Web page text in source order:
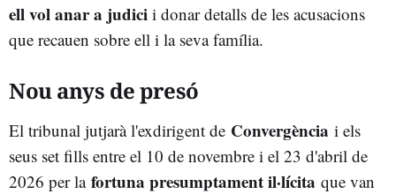
ell vol anar a judici i donar detalls de les acusacions
que recauen sobre ell i la seva família.
Nou anys de presó
El tribunal jutjarà l'exdirigent de Convergència i els
seus set fills entre el 10 de novembre i el 23 d'abril de
2026 per la fortuna presumptament il·lícita que van